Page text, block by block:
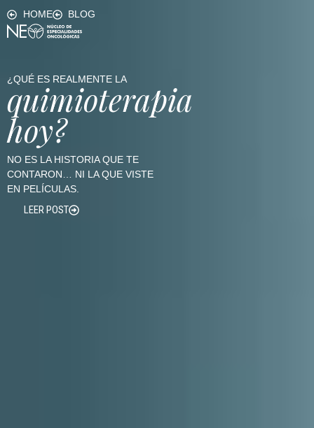
HOME BLOG
¿QUÉ ES REALMENTE LA
quimioterapia
hoy?
NO ES LA HISTORIA QUE TE
CONTARON… NI LA QUE VISTE
EN PELÍCULAS.
LEER POST